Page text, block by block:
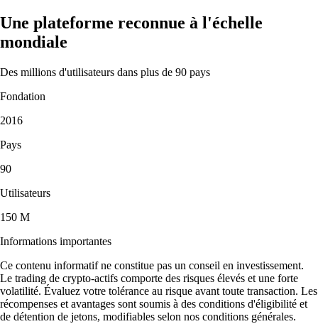
Une plateforme reconnue à l'échelle
mondiale
Des millions d'utilisateurs dans plus de 90 pays
Fondation
2016
Pays
90
Utilisateurs
150 M
Informations importantes
Ce contenu informatif ne constitue pas un conseil en investissement.
Le trading de crypto-actifs comporte des risques élevés et une forte
volatilité. Évaluez votre tolérance au risque avant toute transaction. Les
récompenses et avantages sont soumis à des conditions d'éligibilité et
de détention de jetons, modifiables selon nos conditions générales.